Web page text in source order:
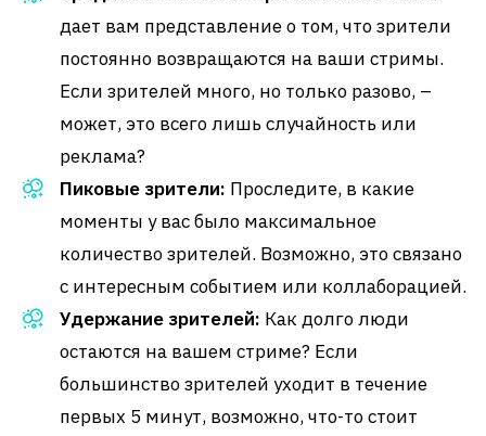
дает вам представление о том, что зрители
постоянно возвращаются на ваши стримы.
Если зрителей много, но только разово, –
может, это всего лишь случайность или
реклама?
Пиковые зрители: Проследите, в какие
моменты у вас было максимальное
количество зрителей. Возможно, это связано
с интересным событием или коллаборацией.
Удержание зрителей: Как долго люди
остаются на вашем стриме? Если
большинство зрителей уходит в течение
первых 5 минут, возможно, что-то стоит